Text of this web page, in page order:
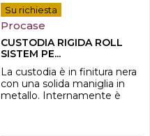
Su richiesta
Procase
CUSTODIA RIGIDA ROLL
SISTEM PE...
La custodia è in finitura nera
con una solida maniglia in
metallo. Internamente è